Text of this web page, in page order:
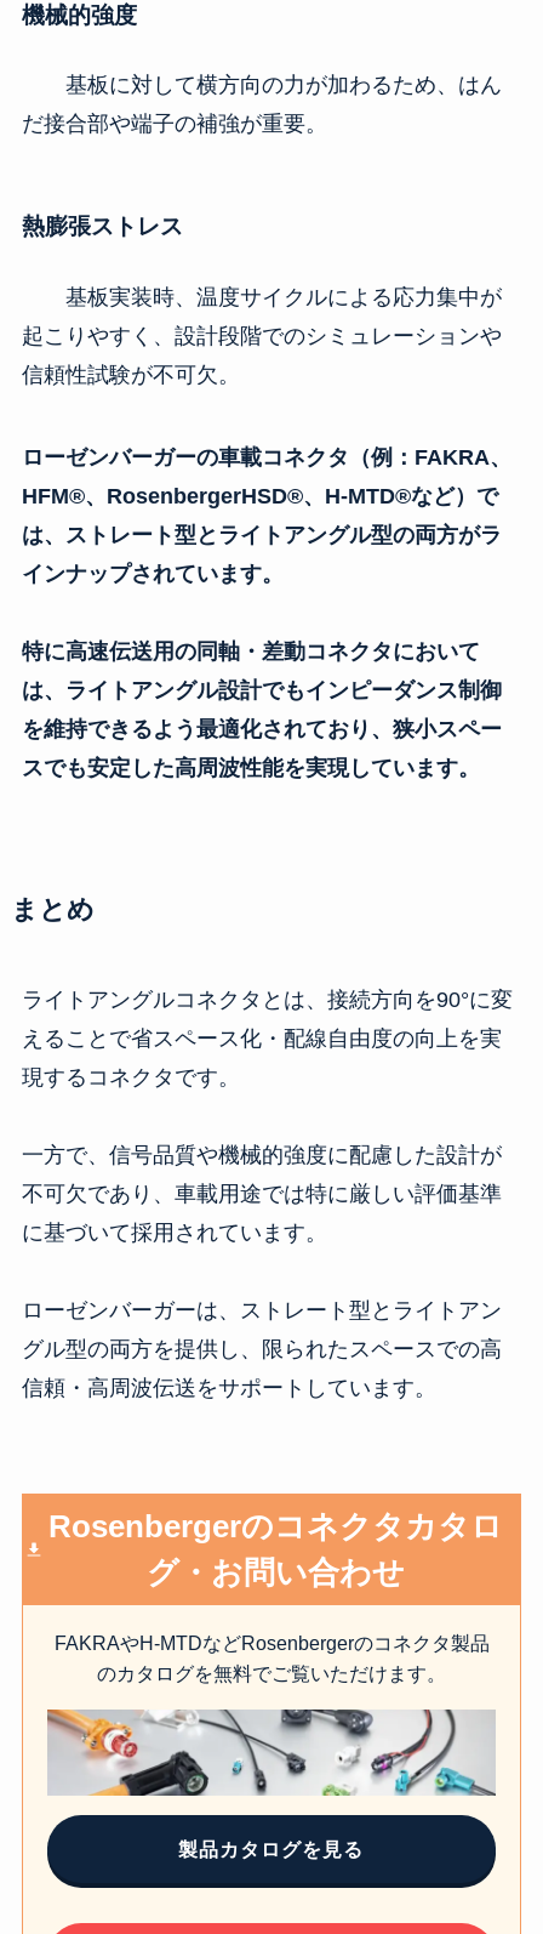
機械的強度
基板に対して横方向の力が加わるため、はん
だ接合部や端子の補強が重要。
熱膨張ストレス
基板実装時、温度サイクルによる応力集中が
起こりやすく、設計段階でのシミュレーションや
信頼性試験が不可欠。
ローゼンバーガーの車載コネクタ（例：FAKRA、
HFM®、RosenbergerHSD®、H-MTD®など）で
は、ストレート型とライトアングル型の両方がラ
インナップされています。
特に高速伝送用の同軸・差動コネクタにおいて
は、ライトアングル設計でもインピーダンス制御
を維持できるよう最適化されており、狭小スペー
スでも安定した高周波性能を実現しています。
まとめ
ライトアングルコネクタとは、接続方向を90°に変
えることで省スペース化・配線自由度の向上を実
現するコネクタです。
一方で、信号品質や機械的強度に配慮した設計が
不可欠であり、車載用途では特に厳しい評価基準
に基づいて採用されています。
ローゼンバーガーは、ストレート型とライトアン
グル型の両方を提供し、限られたスペースでの高
信頼・高周波伝送をサポートしています。
Rosenbergerのコネクタカタロ
グ・お問い合わせ
FAKRAやH-MTDなどRosenbergerのコネクタ製品
のカタログを無料でご覧いただけます。
製品カタログを見る